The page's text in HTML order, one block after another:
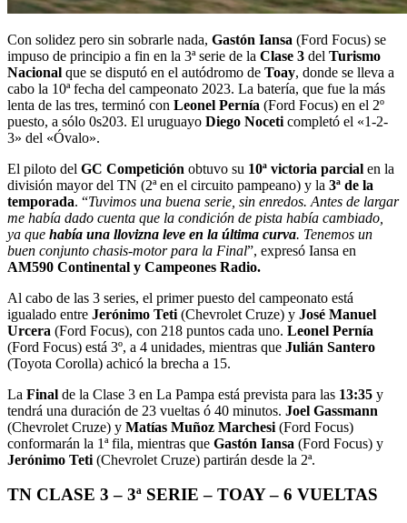
Con solidez pero sin sobrarle nada, Gastón Iansa (Ford Focus) se
impuso de principio a fin en la 3ª serie de la Clase 3 del Turismo
Nacional que se disputó en el autódromo de Toay, donde se lleva a
cabo la 10ª fecha del campeonato 2023. La batería, que fue la más
lenta de las tres, terminó con Leonel Pernía (Ford Focus) en el 2º
puesto, a sólo 0s203. El uruguayo Diego Noceti completó el «1-2-
3» del «Óvalo».
El piloto del GC Competición obtuvo su 10ª victoria parcial en la
división mayor del TN (2ª en el circuito pampeano) y la 3ª de la
temporada. “Tuvimos una buena serie, sin enredos. Antes de largar
me había dado cuenta que la condición de pista había cambiado,
ya que había una llovizna leve en la última curva. Tenemos un
buen conjunto chasis-motor para la Final”, expresó Iansa en
AM590 Continental y Campeones Radio.
Al cabo de las 3 series, el primer puesto del campeonato está
igualado entre Jerónimo Teti (Chevrolet Cruze) y José Manuel
Urcera (Ford Focus), con 218 puntos cada uno. Leonel Pernía
(Ford Focus) está 3º, a 4 unidades, mientras que Julián Santero
(Toyota Corolla) achicó la brecha a 15.
La Final de la Clase 3 en La Pampa está prevista para las 13:35 y
tendrá una duración de 23 vueltas ó 40 minutos. Joel Gassmann
(Chevrolet Cruze) y Matías Muñoz Marchesi (Ford Focus)
conformarán la 1ª fila, mientras que Gastón Iansa (Ford Focus) y
Jerónimo Teti (Chevrolet Cruze) partirán desde la 2ª.
TN CLASE 3 – 3ª SERIE – TOAY – 6 VUELTAS